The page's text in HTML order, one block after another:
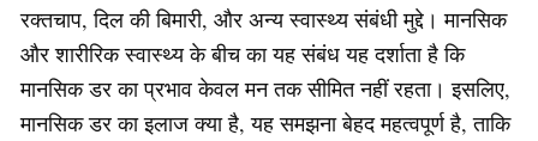
रक्तचाप, दिल की बिमारी, और अन्य स्वास्थ्य संबंधी मुद्दे। मानसिक
और शारीरिक स्वास्थ्य के बीच का यह संबंध यह दर्शाता है कि
मानसिक डर का प्रभाव केवल मन तक सीमित नहीं रहता। इसलिए,
मानसिक डर का इलाज क्या है, यह समझना बेहद महत्वपूर्ण है, ताकि